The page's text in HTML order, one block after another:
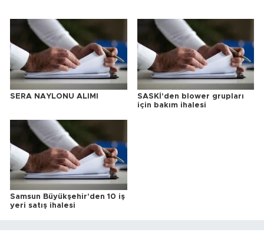
SERA NAYLONU ALIMI
SASKİ'den blower grupları
için bakım ihalesi
Samsun Büyükşehir'den 10 iş
yeri satış ihalesi